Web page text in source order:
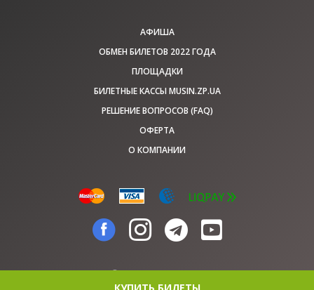
АФИША
ОБМЕН БИЛЕТОВ 2022 ГОДА
ПЛОЩАДКИ
БИЛЕТНЫЕ КАССЫ MUSIN.ZP.UA
РЕШЕНИЕ ВОПРОСОВ (FAQ)
ОФЕРТА
О КОМПАНИИ
© musin.zp.ua, 2026